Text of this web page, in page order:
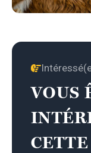
VOUS